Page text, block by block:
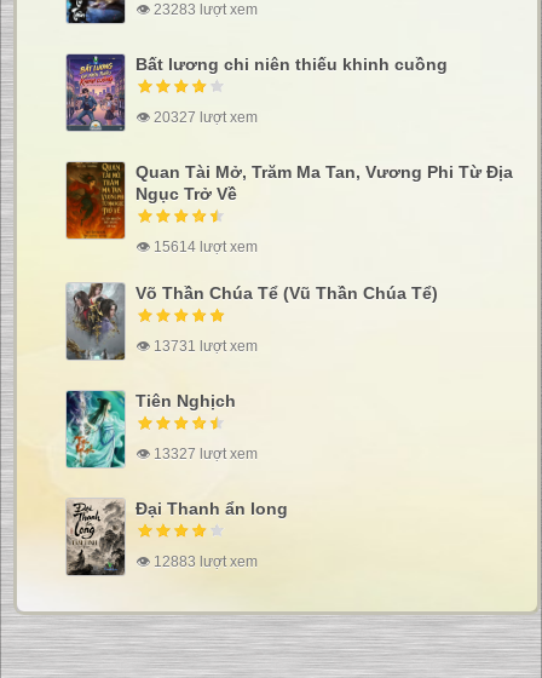
👁 23283 lượt xem
Bất lương chi niên thiếu khinh cuồng
👁 20327 lượt xem
Quan Tài Mở, Trăm Ma Tan, Vương Phi Từ Địa
Ngục Trở Về
👁 15614 lượt xem
Võ Thần Chúa Tể (Vũ Thần Chúa Tể)
👁 13731 lượt xem
Tiên Nghịch
👁 13327 lượt xem
Đại Thanh ẩn long
👁 12883 lượt xem